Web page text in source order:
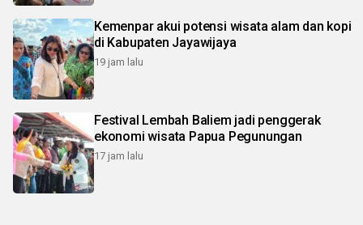
Kemenpar akui potensi wisata alam dan kopi
di Kabupaten Jayawijaya
19 jam lalu
Festival Lembah Baliem jadi penggerak
ekonomi wisata Papua Pegunungan
17 jam lalu